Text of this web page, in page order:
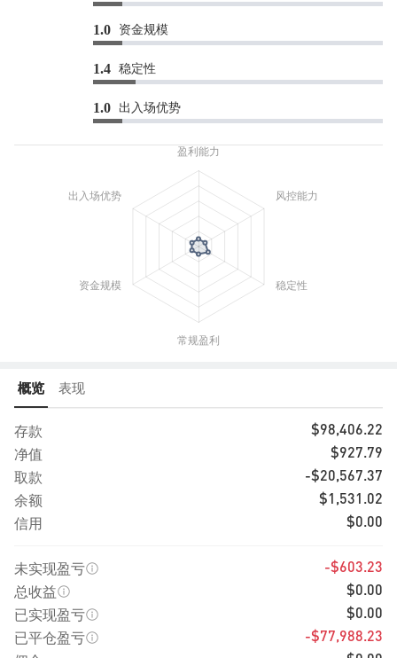
1.0 资金规模
1.4 稳定性
1.0 出入场优势
概览 表现
存款 $98,406.22
净值 $927.79
取款 -$20,567.37
余额 $1,531.02
信用 $0.00
未实现盈亏 -$603.23
总收益 $0.00
已实现盈亏 $0.00
已平仓盈亏 -$77,988.23